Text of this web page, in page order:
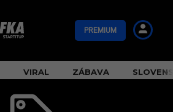
PREMIUM
VIRAL ZÁBAVA